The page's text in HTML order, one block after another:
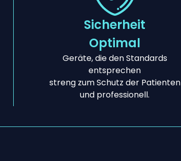
Sicherheit
Optimal
Geräte, die den Standards
entsprechen
streng zum Schutz der Patienten
und professionell.